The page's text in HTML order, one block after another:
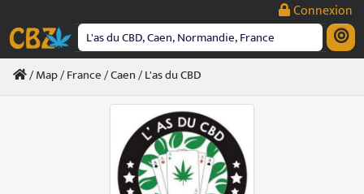
contenu
Connexion
/Map/France/Caen/ L'as du CBD